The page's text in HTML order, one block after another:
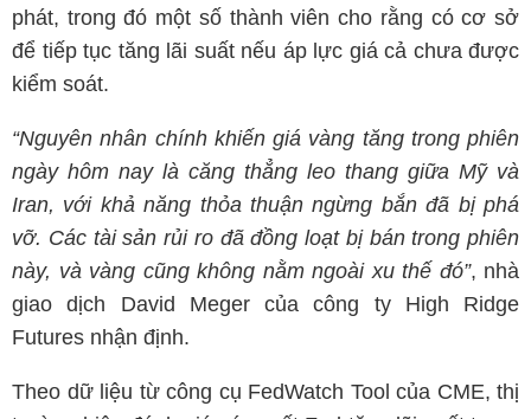
phát, trong đó một số thành viên cho rằng có cơ sở
để tiếp tục tăng lãi suất nếu áp lực giá cả chưa được
kiểm soát.
“Nguyên nhân chính khiến giá vàng tăng trong phiên
ngày hôm nay là căng thẳng leo thang giữa Mỹ và
Iran, với khả năng thỏa thuận ngừng bắn đã bị phá
vỡ. Các tài sản rủi ro đã đồng loạt bị bán trong phiên
này, và vàng cũng không nằm ngoài xu thế đó”, nhà
giao dịch David Meger của công ty High Ridge
Futures nhận định.
Theo dữ liệu từ công cụ FedWatch Tool của CME, thị